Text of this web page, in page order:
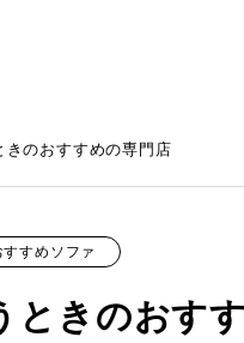
きのおすすめの専門店
すすめソファ
ときのおす